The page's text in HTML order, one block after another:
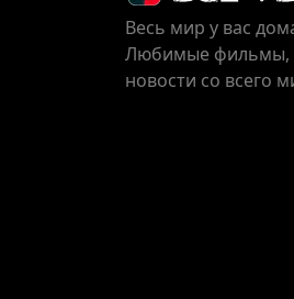
Весь мир у вас
Любимые фильмы,
новости со всего